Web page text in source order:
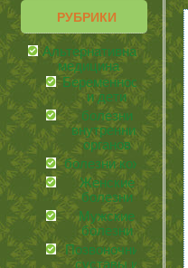
РУБРИКИ
Альтернативная
медицина
Беременность
и дети
болезни
внутренних
органов
болезни кожи
Женские
болезни
Мужские
болезни
Позвоночник,
суставы и